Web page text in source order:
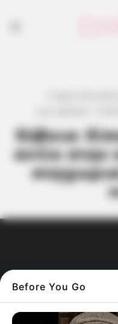
Εύβοια:
αντίο στην
Before You Go